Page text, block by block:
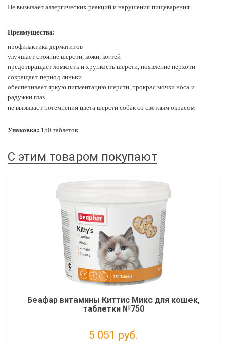
Не вызывает аллергических реакций и нарушения пищеварения
Преимущества:
профилактика дерматитов
улучшает стояние шерсти, кожи, когтей
предотвращает ломкость и хрупкость шерсти, появление перхоти
сокращает период линьки
обеспечивает яркую пигментацию шерсти, прокрас мочки носа и
радужки глаз
не вызывает потемнения цвета шерсти собак со светлым окрасом
Упаковка: 150 таблеток.
С этим товаром покупают
Беафар витамины Киттис Микс для кошек,
таблетки №750
5 051 руб.